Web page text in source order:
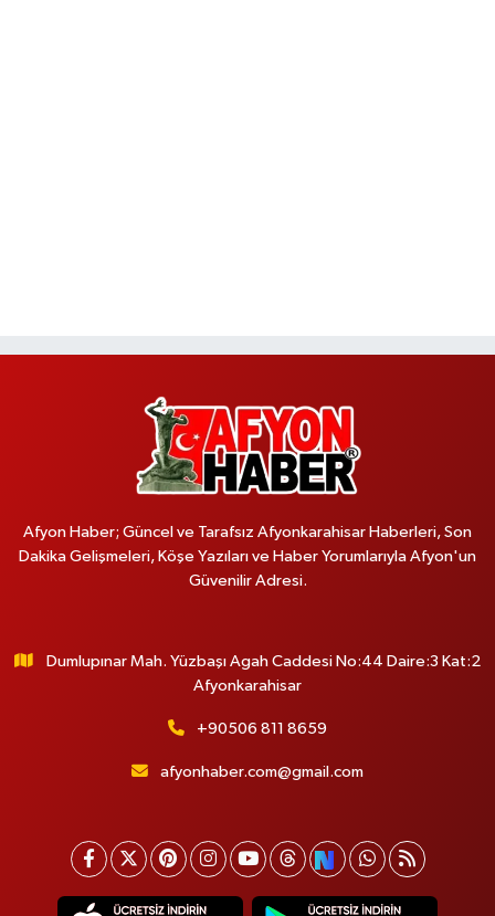
Afyon Haber; Güncel ve Tarafsız Afyonkarahisar Haberleri, Son
Dakika Gelişmeleri, Köşe Yazıları ve Haber Yorumlarıyla Afyon'un
Güvenilir Adresi.
Dumlupınar Mah. Yüzbaşı Agah Caddesi No:44 Daire:3 Kat:2
Afyonkarahisar
+90506 811 8659
afyonhaber.com@gmail.com